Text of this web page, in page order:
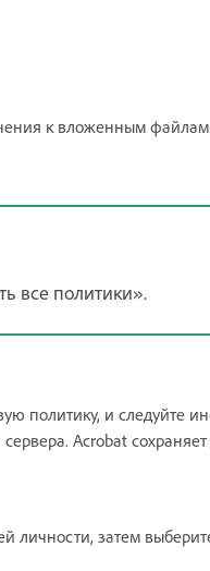
к вложенным
все политики».
политику, и следуйте
Acrobat
личности, затем